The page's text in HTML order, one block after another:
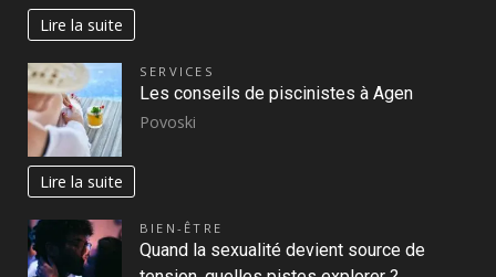
Lire la suite
SERVICES
Les conseils de piscinistes à Agen
Povoski
Lire la suite
BIEN-ÊTRE
Quand la sexualité devient source de